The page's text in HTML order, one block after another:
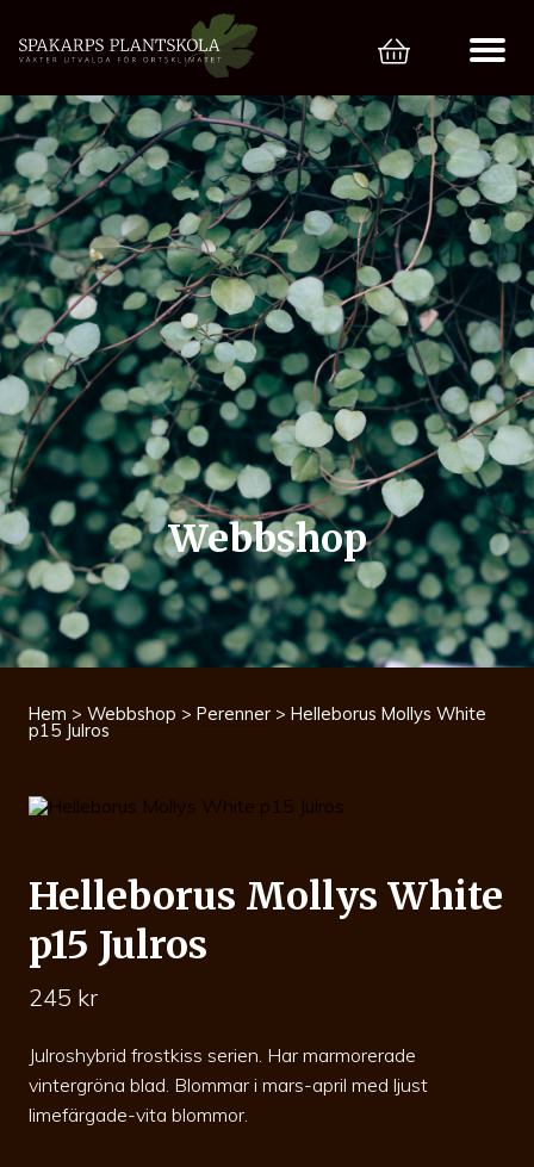
Webbshop
Hem > Webbshop > Perenner > Helleborus Mollys White
p15 Julros
Helleborus Mollys White
p15 Julros
245 kr
Julroshybrid frostkiss serien. Har marmorerade
vintergröna blad. Blommar i mars-april med ljust
limefärgade-vita blommor.